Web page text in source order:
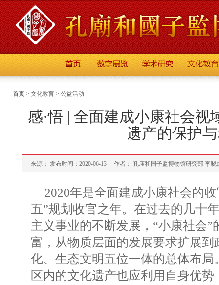
首页 > 文化教育 > 公益活动
感·悟 | 全面建成小康社会视
遗产的保护
来源： 发布时间：2020-06-13 作者： 孔庙和国子监博物馆研究部 李晓
2020年是全面建成小康社会的
五”规划收官之年。在过去的几十
主义事业的不断发展，“小康社会”
富，从物质层面的发展要求扩展
化、生态文明五位一体的总体布
区内的文化遗产也应利用自身优